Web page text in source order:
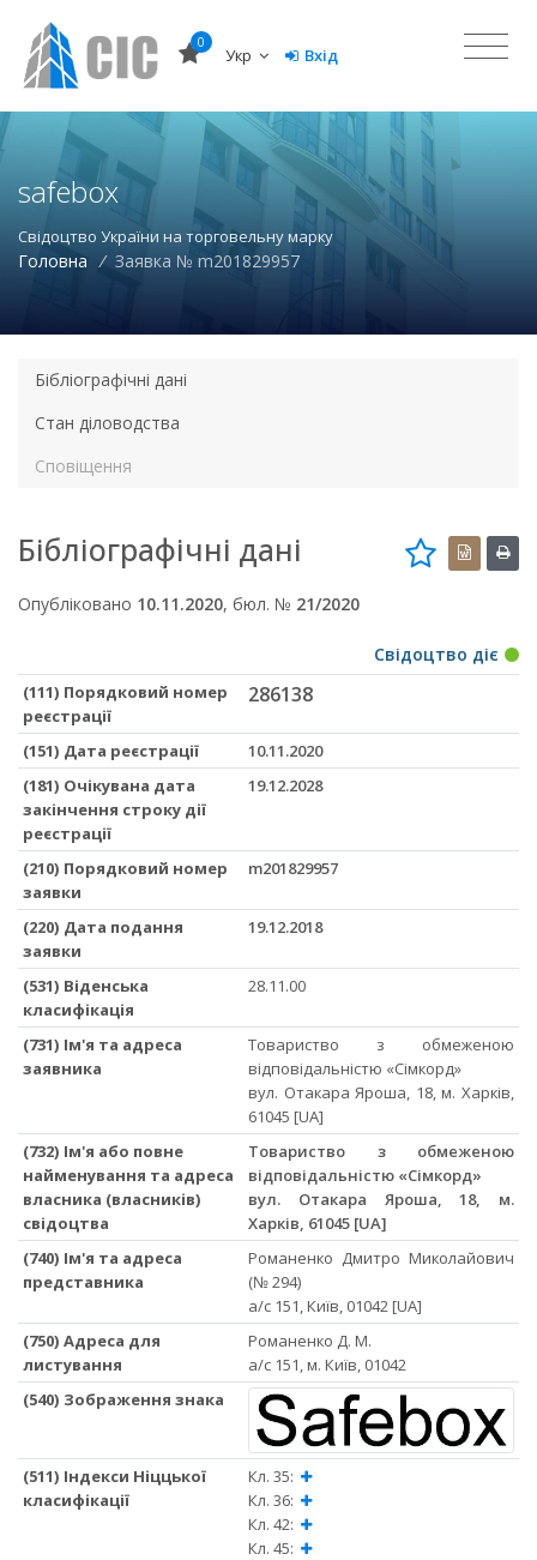
0
Укр Вхід
safebox
Свідоцтво України на торговельну марку
Головна / Заявка № m201829957
Бібліографічні дані
Стан діловодства
Сповіщення
Бібліографічні дані
Опубліковано 10.11.2020, бюл. № 21/2020
Свідоцтво діє
(111) Порядковий номер
реєстрації
286138
(151) Дата реєстрації
10.11.2020
(181) Очікувана дата
закінчення строку дії
реєстрації
19.12.2028
(210) Порядковий номер
заявки
m201829957
(220) Дата подання
заявки
19.12.2018
(531) Віденська
класифікація
28.11.00
(731) Ім'я та адреса
заявника
Товариство з обмеженою
відповідальністю «Сімкорд»
вул. Отакара Яроша, 18, м. Харків,
61045 [UA]
(732) Ім'я або повне
найменування та адреса
власника (власників)
свідоцтва
Товариство з обмеженою
відповідальністю «Сімкорд»
вул. Отакара Яроша, 18, м.
Харків, 61045 [UA]
(740) Ім'я та адреса
представника
Романенко Дмитро Миколайович
(№ 294)
а/с 151, Київ, 01042 [UA]
(750) Адреса для
листування
Романенко Д. М.
а/с 151, м. Київ, 01042
(540) Зображення знака
(511) Індекси Ніццької
класифікації
Кл. 35:
Кл. 36:
Кл. 42:
Кл. 45: